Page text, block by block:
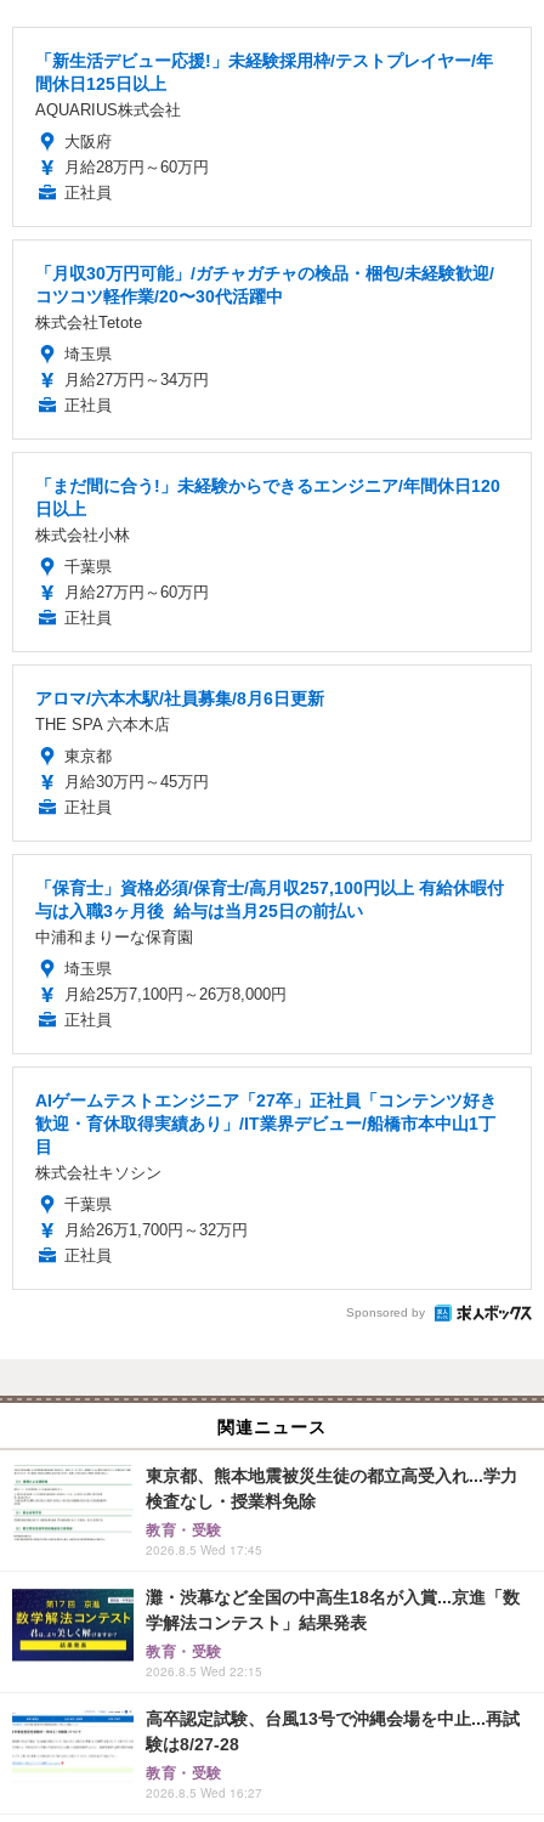
「新生活デビュー応援!」未経験採用枠/テストプレイヤー/年
間休日125日以上
AQUARIUS株式会社
大阪府
月給28万円～60万円
正社員
「月収30万円可能」/ガチャガチャの検品・梱包/未経験歓迎/
コツコツ軽作業/20〜30代活躍中
株式会社Tetote
埼玉県
月給27万円～34万円
正社員
「まだ間に合う!」未経験からできるエンジニア/年間休日120
日以上
株式会社小林
千葉県
月給27万円～60万円
正社員
アロマ/六本木駅/社員募集/8月6日更新
THE SPA 六本木店
東京都
月給30万円～45万円
正社員
「保育士」資格必須/保育士/️高月収257,100円以上 ️有給休暇付
与は入職3ヶ月後 ️ 給与は当月25日の前払い
中浦和まりーな保育園
埼玉県
月給25万7,100円～26万8,000円
正社員
AIゲームテストエンジニア「27卒」正社員「コンテンツ好き
歓迎・育休取得実績あり」/IT業界デビュー/船橋市本中山1丁
目
株式会社キソシン
千葉県
月給26万1,700円～32万円
正社員
Sponsored by
関連ニュース
東京都、熊本地震被災生徒の都立高受入れ...学力
検査なし・授業料免除
教育・受験
2026.8.5 Wed 17:45
灘・渋幕など全国の中高生18名が入賞...京進「数
学解法コンテスト」結果発表
教育・受験
2026.8.5 Wed 22:15
高卒認定試験、台風13号で沖縄会場を中止...再試
験は8/27-28
教育・受験
2026.8.5 Wed 16:27